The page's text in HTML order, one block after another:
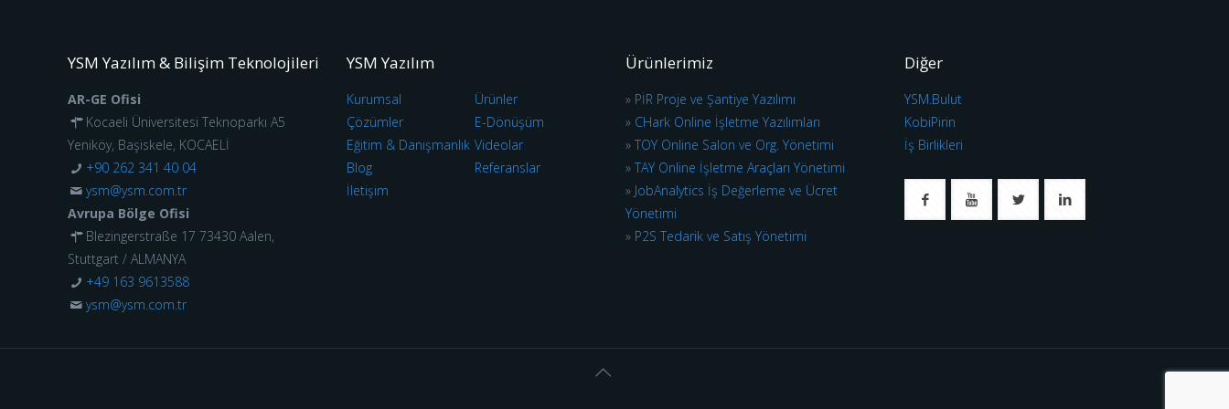
YSM Yazılım & Bilişim Teknolojileri
AR-GE Ofisi
Kocaeli Üniversitesi Teknoparkı A5
Yeniköy, Başiskele, KOCAELİ
+90 262 341 40 04
ysm@ysm.com.tr
Avrupa Bölge Ofisi
Blezingerstraße 17 73430 Aalen,
Stuttgart / ALMANYA
+49 163 9613588
ysm@ysm.com.tr
YSM Yazılım
Kurumsal
Ürünler
Çözümler
E-Dönüşüm
Eğitim & Danışmanlık Videolar
Blog
Referanslar
İletişim
Ürünlerimiz
» PİR Proje ve Şantiye Yazılımı
» CHark Online İşletme Yazılımları
»TOY Online Salon ve Org. Yönetimi
»TAY Online İşletme Araçları Yönetimi
» JobAnalytics İş Değerleme ve Ücret
Yönetimi
» P2S Tedarik ve Satış Yönetimi
Diğer
YSM.Bulut
KobiPirin
İş Birlikleri